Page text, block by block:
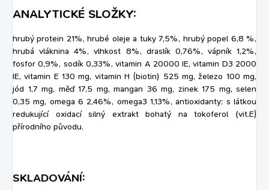
ANALYTICKÉ SLOŽKY:
hrubý protein 21%, hrubé oleje a tuky 7,5%, hrubý popel 6,8 %,
hrubá vláknina 4%, vlhkost 8%, draslík 0,76%, vápník 1,2%,
fosfor 0,9%, sodík 0,33%, vitamin A 20000 IE, vitamin D3 2000
IE, vitamin E 130 mg, vitamin H (biotin) 525 mg, železo 100 mg,
jód 1,7 mg, měď 17,5 mg, mangan 36 mg, zinek 175 mg, selen
0,35 mg, omega 6 2,46%, omega3 1,13%, antioxidanty: s látkou
redukující oxidací silný extrakt bohatý na tokoferol (vit.E)
přírodního původu.
SKLADOVÁNÍ: